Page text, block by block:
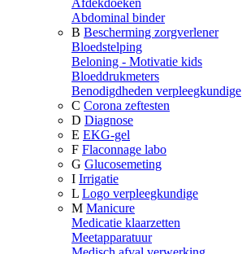
Afdekdoeken
Abdominal binder
B Bescherming zorgverlener
Bloedstelping
Beloning - Motivatie kids
Bloeddrukmeters
Benodigdheden verpleegkundige
C Corona zeftesten
D Diagnose
E EKG-gel
F Flaconnage labo
G Glucosemeting
I Irrigatie
L Logo verpleegkundige
M Manicure
Medicatie klaarzetten
Meetapparatuur